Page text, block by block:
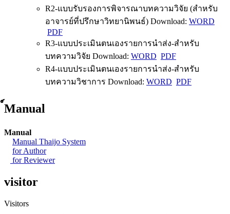
R2-แบบรับรองการพิจารณาบทความวิจัย (สำหรับ
อาจารย์ที่ปรึกษาวิทยานิพนธ์) Download: WORD
PDF
R3-แบบประเมินตนเองรายการนำส่ง-สำหรับ
บทความวิจัย Download: WORD PDF
R4-แบบประเมินตนเองรายการนำส่ง-สำหรับ
บทความวิชาการ Download: WORD PDF
์Manual
Manual
Manual Thaijo System
for Author
for Reviewer
visitor
Visitors